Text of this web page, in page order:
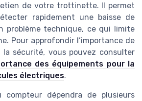
de votre trottinette. Il permet
rapidement une baisse de
problème technique, ce qui limite
Pour approfondir l’importance de
la sécurité, vous pouvez consulter
des équipements pour la
électriques.
dépendra de plusieurs